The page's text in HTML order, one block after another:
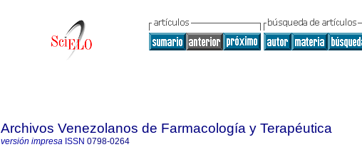
Archivos Venezolanos de Farmacología y Terapéutica
versión impresa ISSN 0798-0264